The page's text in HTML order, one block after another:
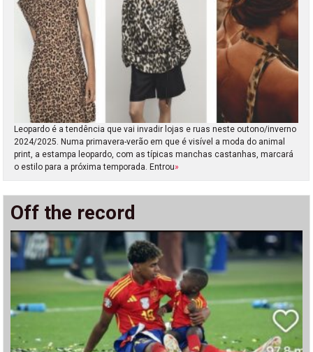
Leopardo é a tendência que vai invadir lojas e ruas neste outono/inverno
2024/2025. Numa primavera-verão em que é visível a moda do animal
print, a estampa leopardo, com as típicas manchas castanhas, marcará
o estilo para a próxima temporada. Entrou»
Off the record